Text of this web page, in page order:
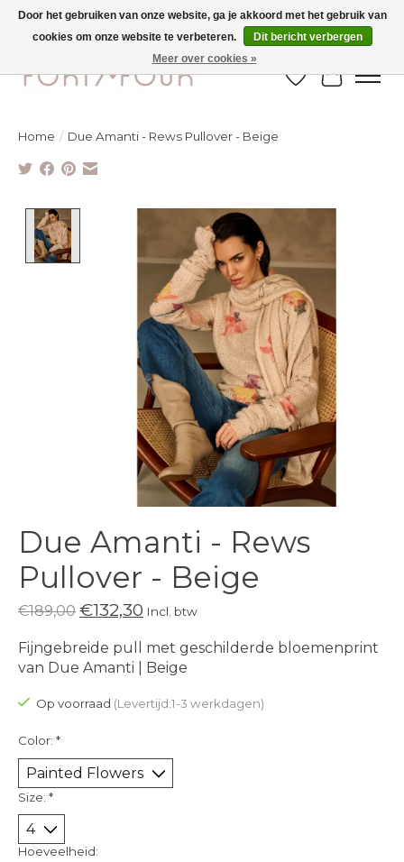
Ontdek de nieuwe najaarscollectie nu in de winkel - selectie online
Verlanglijst
Home / Due Amanti - Rews Pullover - Beige
Product image slideshow Items
Due Amanti - Rews
Pullover - Beige
€189,00 €132,30 Incl. btw
Fijngebreide pull met geschilderde bloemenprint
van Due Amanti | Beige
Op voorraad (Levertijd:1-3 werkdagen)
Color: *
Size: *
Hoeveelheid:
Door het gebruiken van onze website, ga je akkoord met het gebruik van
cookies om onze website te verbeteren.
Dit bericht verbergen
Meer over cookies »